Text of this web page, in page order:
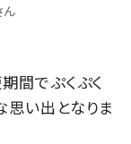
間でぷくぷく
思い出となりま